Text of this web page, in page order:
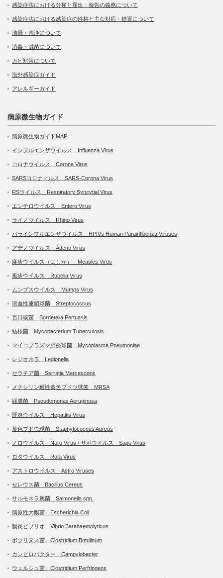
感染症法における分類と届出・報告の義務について
感染症法における感染症の性格と主な対応・措置について
清掃・洗浄について
消毒・滅菌について
カビ対策について
海外感染症ガイド
アレルギーガイド
病原微生物ガイド
病原微生物ガイドMAP
インフルエンザウイルス Influenza Virus
コロナウイルス Corona Virus
SARSコロナィルス SARS-Corona Virus
RSウイルス Respiratory Syncytial Virus
エンテロウイルス Entero Virus
ライノウイルス Rhino Virus
パラインフルエンザウイルス HPIVs Human Parainfluenza Viruses
アデノウイルス Adeno Virus
麻疹ウイルス（はしか） Measles Virus
風疹ウイルス Rubella Virus
ムンプスウイルス Mumps Virus
溶血性連鎖球菌 Streptococcus
百日咳菌 Bordetella Pertussis
結核菌 Mycobacterium Tuberculosis
マイコプラズマ肺炎球菌 Mycoplasma Pneumoniae
レジオネラ Legionella
セラチア菌 Serratia Marcescens
メチシリン耐性黄色ブドウ球菌 MRSA
緑膿菌 Pseudomonas Aeruginosa
肝炎ウイルス Hepatitis Virus
黄色ブドウ球菌 Staphylococcus Aureus
ノロウイルス Noro Virus / サポウイルス Sapo Virus
ロタウイルス Rota Virus
アストロウイルス Astro Viruses
セレウス菌 Bacillus Cereus
サルモネラ属菌 Salmonella spp.
病原性大腸菌 Escherichia Coli
腸炎ビブリオ Vibrio Barahaemolyticus
ボツリヌス菌 Clostridium Botulinum
カンピロバクター Campylobacter
ウェルシュ菌 Clostridium Perfringens